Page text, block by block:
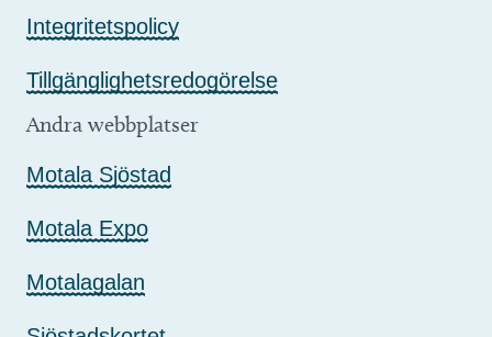
Integritetspolicy
Tillgänglighetsredogörelse
Andra webbplatser
Motala Sjöstad
Motala Expo
Motalagalan